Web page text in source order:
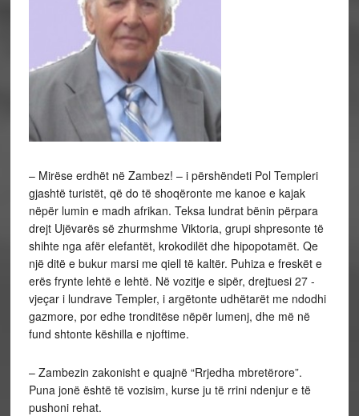
– Mirëse erdhët në Zambez! – i përshëndeti Pol Templeri
gjashtë turistët, që do të shoqëronte me kanoe e kajak
nëpër lumin e madh afrikan. Teksa lundrat bënin përpara
drejt Ujëvarës së zhurmshme Viktoria, grupi shpresonte të
shihte nga afër elefantët, krokodilët dhe hipopotamët. Qe
një ditë e bukur marsi me qiell të kaltër. Puhiza e freskët e
erës frynte lehtë e lehtë. Në vozitje e sipër, drejtuesi 27 -
vjeçar i lundrave Templer, i argëtonte udhëtarët me ndodhi
gazmore, por edhe tronditëse nëpër lumenj, dhe më në
fund shtonte këshilla e njoftime.
– Zambezin zakonisht e quajnë “Rrjedha mbretërore”.
Puna jonë është të vozisim, kurse ju të rrini ndenjur e të
pushoni rehat.